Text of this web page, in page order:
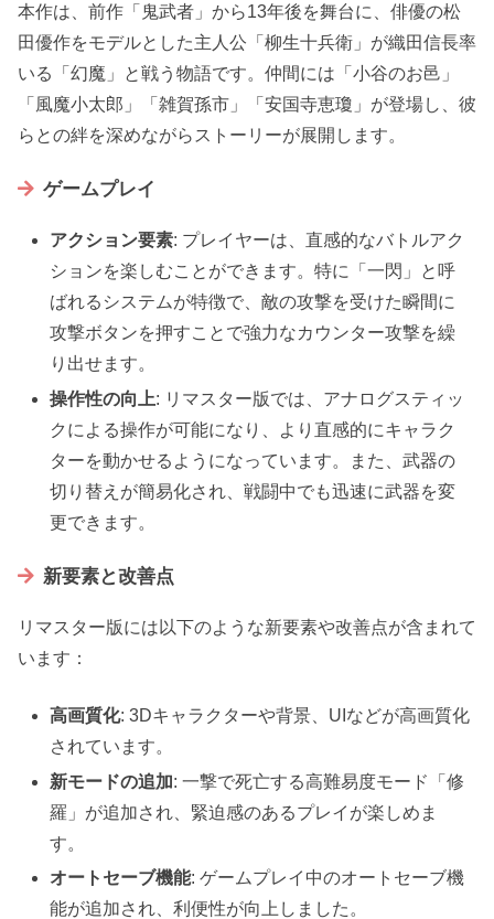
本作は、前作「鬼武者」から13年後を舞台に、俳優の松
田優作をモデルとした主人公「柳生十兵衛」が織田信長率
いる「幻魔」と戦う物語です。仲間には「小谷のお邑」
「風魔小太郎」「雑賀孫市」「安国寺恵瓊」が登場し、彼
らとの絆を深めながらストーリーが展開します。
ゲームプレイ
アクション要素: プレイヤーは、直感的なバトルアク
ションを楽しむことができます。特に「一閃」と呼
ばれるシステムが特徴で、敵の攻撃を受けた瞬間に
攻撃ボタンを押すことで強力なカウンター攻撃を繰
り出せます。
操作性の向上: リマスター版では、アナログスティッ
クによる操作が可能になり、より直感的にキャラク
ターを動かせるようになっています。また、武器の
切り替えが簡易化され、戦闘中でも迅速に武器を変
更できます。
新要素と改善点
リマスター版には以下のような新要素や改善点が含まれて
います：
高画質化: 3Dキャラクターや背景、UIなどが高画質化
されています。
新モードの追加: 一撃で死亡する高難易度モード「修
羅」が追加され、緊迫感のあるプレイが楽しめま
す。
オートセーブ機能: ゲームプレイ中のオートセーブ機
能が追加され、利便性が向上しました。